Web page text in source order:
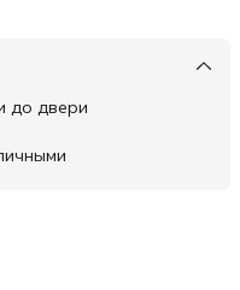
до двери